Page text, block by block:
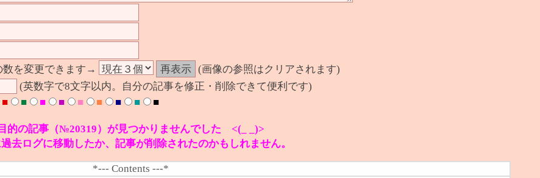
数を変更できます→
(画像の参照はクリアされます)
(英数字で8文字以内。自分の記事を修正・削除できて便利です)
■ ■ ■ ■ ■ ■ ■ ■ ■
目的の記事（№20319）が見つかりませんでした <(_ _)>
去ログに移動したか、記事が削除されたのかもしれません。
*--- Contents ---*